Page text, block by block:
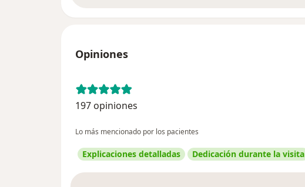
Opiniones
197 opiniones
Lo más mencionado por los pacientes
Explicaciones detalladas Dedicación durante la visita